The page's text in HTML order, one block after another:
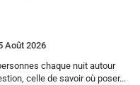
Août 2026
chaque nuit autour
celle de savoir où poser...